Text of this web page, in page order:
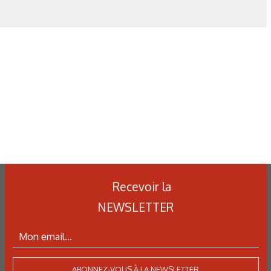
flux de désoxydation.
mécaniques spécifiées et indice de qualité.
Recevoir la
NEWSLETTER